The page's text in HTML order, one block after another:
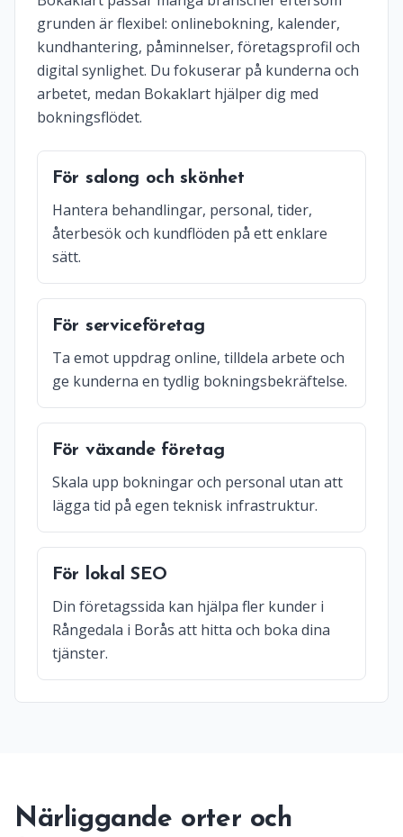
grunden är flexibel: onlinebokning, kalender,
kundhantering, påminnelser, företagsprofil och
digital synlighet. Du fokuserar på kunderna och
arbetet, medan Bokaklart hjälper dig med
bokningsflödet.
För salong och skönhet
Hantera behandlingar, personal, tider,
återbesök och kundflöden på ett enklare
sätt.
För serviceföretag
Ta emot uppdrag online, tilldela arbete och
ge kunderna en tydlig bokningsbekräftelse.
För växande företag
Skala upp bokningar och personal utan att
lägga tid på egen teknisk infrastruktur.
För lokal SEO
Din företagssida kan hjälpa fler kunder i
Rångedala i Borås att hitta och boka dina
tjänster.
Närliggande orter och